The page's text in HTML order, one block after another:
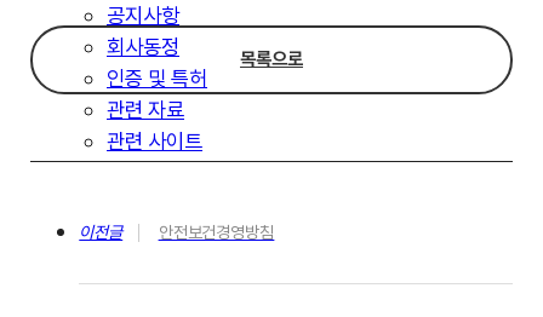
공지사항
회사동정
인증 및 특허
관련 자료
관련 사이트
목록으로
이전글 안전보건경영방침